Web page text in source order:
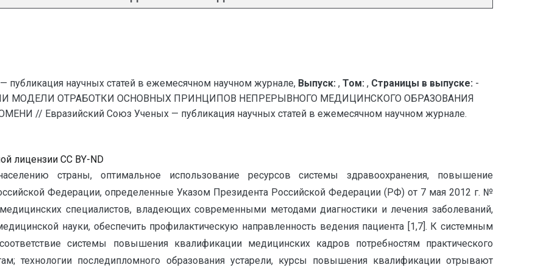
научных статей в ежемесячном научном журнале, Выпуск: , Том: , Страницы в выпуске: -
МОДЕЛИ ОТРАБОТКИ ОСНОВНЫХ ПРИНЦИПОВ НЕПРЕРЫВНОГО МЕДИЦИНСКОГО ОБРАЗОВАНИЯ
// Евразийский Союз Ученых — публикация научных статей в ежемесячном научном журнале.
лицензии CC BY-ND
страны, оптимальное использование ресурсов системы здравоохранения, повышение
Федерации, определенные Указом Президента Российской Федерации (РФ) от 7 мая 2012 г. №
специалистов, владеющих современными методами диагностики и лечения заболеваний,
науки, обеспечить профилактическую направленность ведения пациента [1,7]. К cистемным
системы повышения квалификации медицинских кадров потребностям практического
технологии последипломного образования устарели, курсы повышения квалификации отрывают